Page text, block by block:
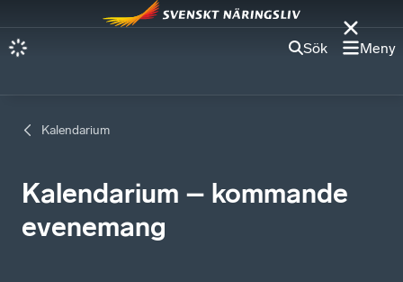
Sök Meny
Kalendarium
Kalendarium – kommande
evenemang